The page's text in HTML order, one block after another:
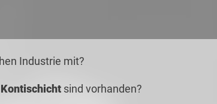
Industrie mit?
Kontischicht sind vorhanden?